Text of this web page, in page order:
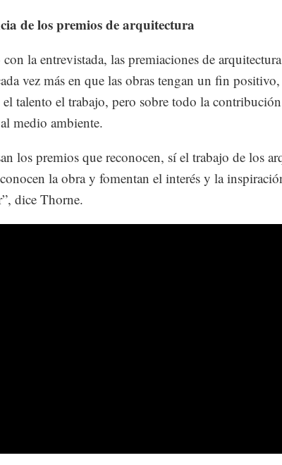
de los premios de arquitectura
la entrevistada, las premiaciones de
vez más en que las obras tengan un fin
el talento el trabajo, pero sobre todo la
medio ambiente.
los premios que reconocen, sí el trabajo de los
la obra y fomentan el interés y la
dice Thorne.